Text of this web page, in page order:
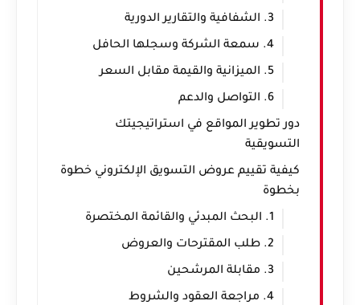
3. الشفافية والتقارير الدورية
4. سمعة الشركة وسجلها الحافل
5. الميزانية والقيمة مقابل السعر
6. التواصل والدعم
دور تطوير المواقع في استراتيجيتك
التسويقية
كيفية تقييم عروض التسويق الإلكتروني خطوة
بخطوة
1. البحث المبدئي والقائمة المختصرة
2. طلب المقترحات والعروض
3. مقابلة المرشحين
4. مراجعة العقود والشروط